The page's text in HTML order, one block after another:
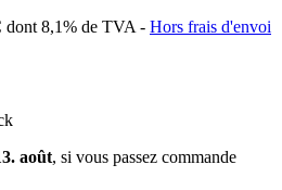
dont 8,1% de TVA - Hors frais d'envoi
août, si vous passez commande